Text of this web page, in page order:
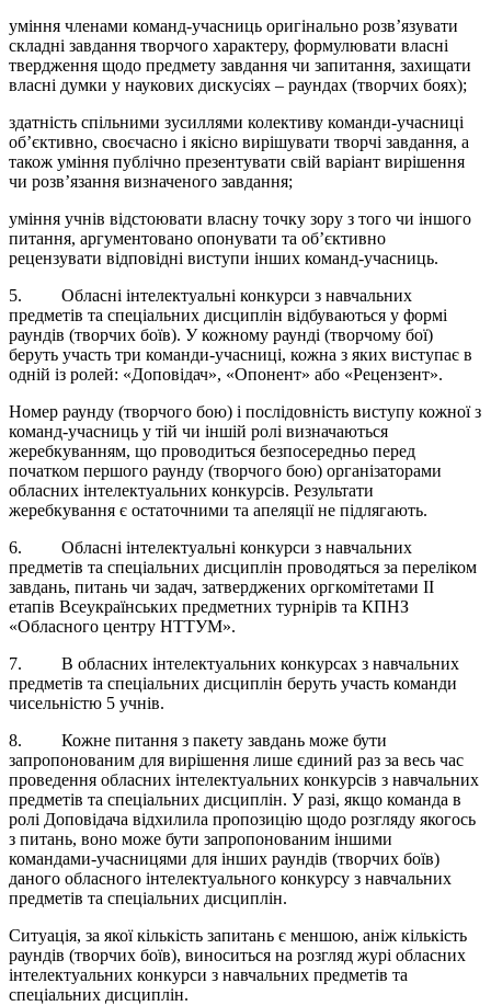
уміння членами команд-учасниць оригінально розв’язувати
складні завдання творчого характеру, формулювати власні
твердження щодо предмету завдання чи запитання, захищати
власні думки у наукових дискусіях – раундах (творчих боях);
здатність спільними зусиллями колективу команди-учасниці
об’єктивно, своєчасно і якісно вирішувати творчі завдання, а
також уміння публічно презентувати свій варіант вирішення
чи розв’язання визначеного завдання;
уміння учнів відстоювати власну точку зору з того чи іншого
питання, аргументовано опонувати та об’єктивно
рецензувати відповідні виступи інших команд-учасниць.
5. Обласні інтелектуальні конкурси з навчальних
предметів та спеціальних дисциплін відбуваються у формі
раундів (творчих боїв). У кожному раунді (творчому бої)
беруть участь три команди-учасниці, кожна з яких виступає в
одній із ролей: «Доповідач», «Опонент» або «Рецензент».
Номер раунду (творчого бою) і послідовність виступу кожної з
команд-учасниць у тій чи іншій ролі визначаються
жеребкуванням, що проводиться безпосередньо перед
початком першого раунду (творчого бою) організаторами
обласних інтелектуальних конкурсів. Результати
жеребкування є остаточними та апеляції не підлягають.
6. Обласні інтелектуальні конкурси з навчальних
предметів та спеціальних дисциплін проводяться за переліком
завдань, питань чи задач, затверджених оргкомітетами ІІ
етапів Всеукраїнських предметних турнірів та КПНЗ
«Обласного центру НТТУМ».
7. В обласних інтелектуальних конкурсах з навчальних
предметів та спеціальних дисциплін беруть участь команди
чисельністю 5 учнів.
8. Кожне питання з пакету завдань може бути
запропонованим для вирішення лише єдиний раз за весь час
проведення обласних інтелектуальних конкурсів з навчальних
предметів та спеціальних дисциплін. У разі, якщо команда в
ролі Доповідача відхилила пропозицію щодо розгляду якогось
з питань, воно може бути запропонованим іншими
командами-учасницями для інших раундів (творчих боїв)
даного обласного інтелектуального конкурсу з навчальних
предметів та спеціальних дисциплін.
Ситуація, за якої кількість запитань є меншою, аніж кількість
раундів (творчих боїв), виноситься на розгляд журі обласних
інтелектуальних конкурси з навчальних предметів та
спеціальних дисциплін.